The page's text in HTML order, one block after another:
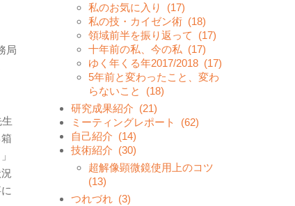
局
私のお気に入り
(17)
私の技・カイゼン術 (18)
領域前半を振り返って
(17)
十年前の私、今の私 (17)
ゆく年くる年2017/2018 (17)
5年前と変わったこと、変わ
らないこと
(18)
研究成果紹介 (21)
ミーティングレポート
(62)
自己紹介 (14)
技術紹介 (30)
超解像顕微鏡使用上のコツ
(13)
つれづれ (3)